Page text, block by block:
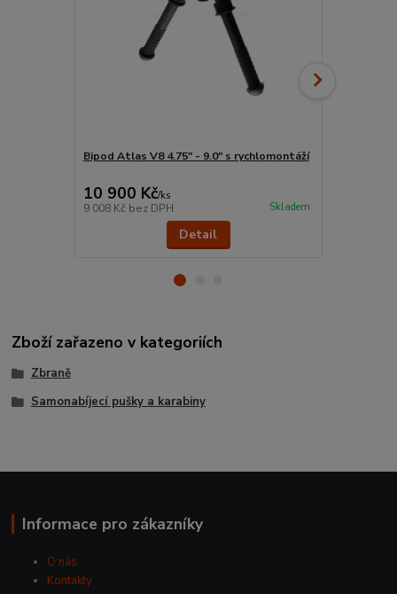
Bipod Atlas V8 4.75" - 9.0" s rychlomontáží
10 900 Kč/ks
9 008 Kč bez DPH Skladem
Detail
Zboží zařazeno v kategoriích
Zbraně
Samonabíjecí pušky a karabiny
Informace pro zákazníky
O nás
Kontakty